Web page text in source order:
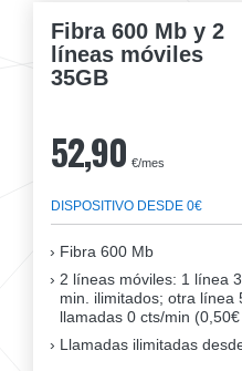
Fibra 600 Mb y 2
líneas móviles
35GB
52,90 €/mes
DISPOSITIVO DESDE 0€
Fibra 600 Mb
2 líneas móviles: 1 línea
min. ilimitados; otra línea
llamadas 0 cts/min
Llamadas ilimitadas